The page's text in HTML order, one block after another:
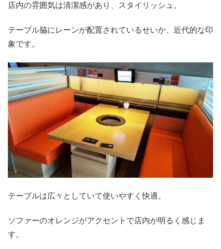
店内の雰囲気は清潔感があり、スタイリッシュ。
テーブル脇にレーンが配置されているせいか、近代的な印
象です。
テーブルは広々としていて使いやすく快適。
ソファーのオレンジがアクセントで店内が明るく感じま
す。